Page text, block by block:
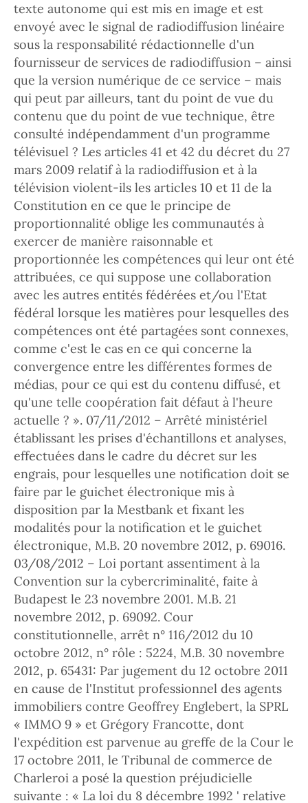
texte autonome qui est mis en image et est
envoyé avec le signal de radiodiffusion linéaire
sous la responsabilité rédactionnelle d'un
fournisseur de services de radiodiffusion – ainsi
que la version numérique de ce service – mais
qui peut par ailleurs, tant du point de vue du
contenu que du point de vue technique, être
consulté indépendamment d'un programme
télévisuel ? Les articles 41 et 42 du décret du 27
mars 2009 relatif à la radiodiffusion et à la
télévision violent-ils les articles 10 et 11 de la
Constitution en ce que le principe de
proportionnalité oblige les communautés à
exercer de manière raisonnable et
proportionnée les compétences qui leur ont été
attribuées, ce qui suppose une collaboration
avec les autres entités fédérées et/ou l'Etat
fédéral lorsque les matières pour lesquelles des
compétences ont été partagées sont connexes,
comme c'est le cas en ce qui concerne la
convergence entre les différentes formes de
médias, pour ce qui est du contenu diffusé, et
qu'une telle coopération fait défaut à l'heure
actuelle ? ». 07/11/2012 – Arrêté ministériel
établissant les prises d'échantillons et analyses,
effectuées dans le cadre du décret sur les
engrais, pour lesquelles une notification doit se
faire par le guichet électronique mis à
disposition par la Mestbank et fixant les
modalités pour la notification et le guichet
électronique, M.B. 20 novembre 2012, p. 69016.
03/08/2012 – Loi portant assentiment à la
Convention sur la cybercriminalité, faite à
Budapest le 23 novembre 2001. M.B. 21
novembre 2012, p. 69092. Cour
constitutionnelle, arrêt n° 116/2012 du 10
octobre 2012, n° rôle : 5224, M.B. 30 novembre
2012, p. 65431: Par jugement du 12 octobre 2011
en cause de l'Institut professionnel des agents
immobiliers contre Geoffrey Englebert, la SPRL
« IMMO 9 » et Grégory Francotte, dont
l'expédition est parvenue au greffe de la Cour le
17 octobre 2011, le Tribunal de commerce de
Charleroi a posé la question préjudicielle
suivante : « La loi du 8 décembre 1992 ' relative